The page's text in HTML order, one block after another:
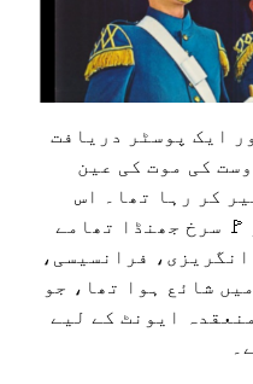
ایک پوسٹر دریافت
کی موت کی عین
کر رہا تھا۔ اس
سرخ جھنڈا تھامے
فرانسیسی،
شائع ہوا تھا، جو
ایونٹ کے لیے